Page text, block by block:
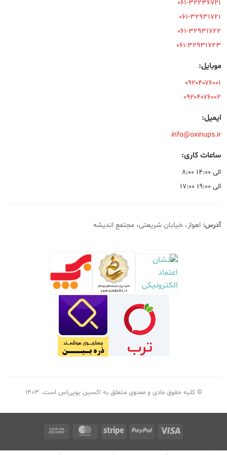
پیگیری سفارش
۰۶۱-۳۲۲۳۶۷۲۱
۰۶۱-۳۲۹۳۱۷۲۱
۰۶۱-۳۲۹۳۱۷۲۲
۰۶۱-۳۲۹۳۱۷۲۳
موبایل:
۰۹۲۰۴۰۷۶۰۰۱
۰۹۲۰۴۰۷۶۰۰۲
ایمیل:
info@oxinups.ir
ساعات کاری:
۸:۰۰ الی ۱۴:۰۰
۱۷:۰۰ الی ۱۹:۰۰
آدرس: اهواز، خیابان شریعتی، مجتمع اندیشه
© کلیه حقوق مادی و معنوی متعلق به اکسین یوپی‌اس است. ۱۴۰۳
Visa
PayPal
Stripe
MasterCard